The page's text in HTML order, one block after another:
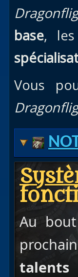
base, les
Vous
Au
talents